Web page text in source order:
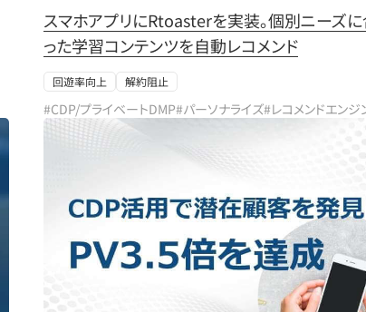
スマホアプリにRtoasterを実装。個別ニーズ
った学習コンテンツを自動レコメンド
回遊率向上 解約阻止
#CDP/プライベートDMP#パーソナライズ#レコメンドエンジ